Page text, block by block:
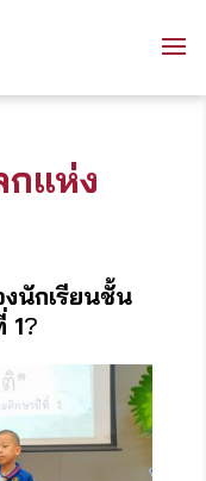
กแห่ง
นักเรียนชั้น
1?️